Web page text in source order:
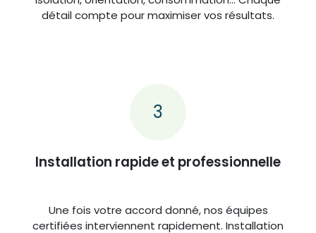
détail compte pour maximiser vos résultats.
3
Installation rapide et professionnelle
Une fois votre accord donné, nos équipes
certifiées interviennent rapidement. Installation